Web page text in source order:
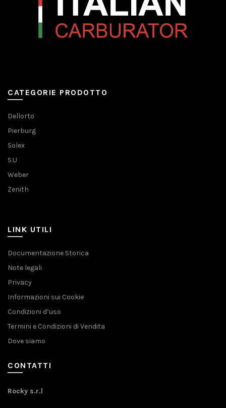
CATEGORIE PRODOTTO
Dellorto
Pierburg
Solex
S.U
Weber
Zenith
LINK UTILI
Documentazione Storica
Note legali
Privacy
Informazioni sui Cookie
Condizioni d’uso
Termini e Condizioni di Vendita
Dove siamo
CONTATTI
Rocky s.r.l